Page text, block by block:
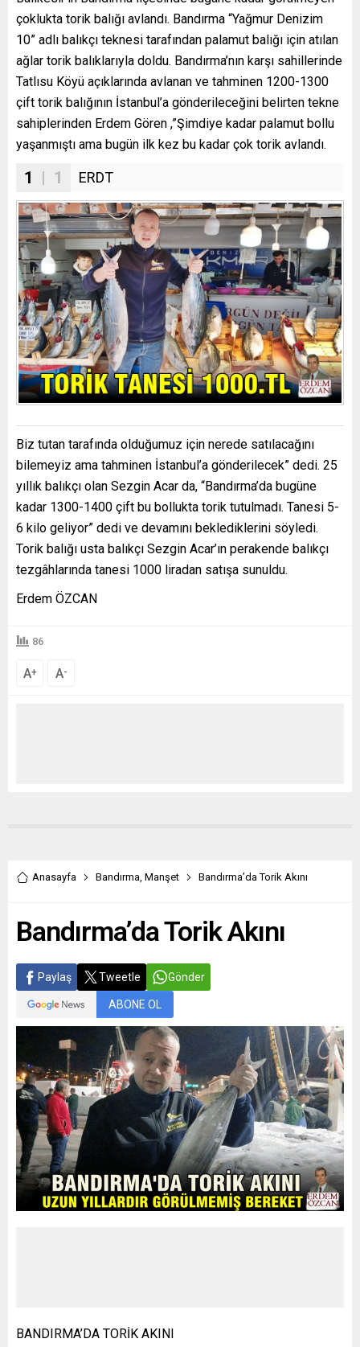
çoklukta torik balığı avlandı. Bandırma “Yağmur Denizim
10” adlı balıkçı teknesi tarafından palamut balığı için atılan
ağlar torik balıklarıyla doldu. Bandırma’nın karşı sahillerinde
Tatlısu Köyü açıklarında avlanan ve tahminen 1200-1300
çift torik balığının İstanbul’a gönderileceğini belirten tekne
sahiplerinden Erdem Gören ,”Şimdiye kadar palamut bollu
yaşanmıştı ama bugün ilk kez bu kadar çok torik avlandı.
1 | 1 ERDT
Biz tutan tarafında olduğumuz için nerede satılacağını
bilemeyiz ama tahminen İstanbul’a gönderilecek” dedi. 25
yıllık balıkçı olan Sezgin Acar da, “Bandırma’da bugüne
kadar 1300-1400 çift bu bollukta torik tutulmadı. Tanesi 5-
6 kilo geliyor” dedi ve devamını beklediklerini söyledi.
Torik balığı usta balıkçı Sezgin Acar’ın perakende balıkçı
tezgâhlarında tanesi 1000 liradan satışa sunuldu.
Erdem ÖZCAN
86
A+ A-
Anasayfa Bandırma, Manşet Bandırma’da Torik Akını
Bandırma’da Torik Akını
Paylaş Tweetle Gönder
ABONE OL
BANDIRMA’DA TORİK AKINI